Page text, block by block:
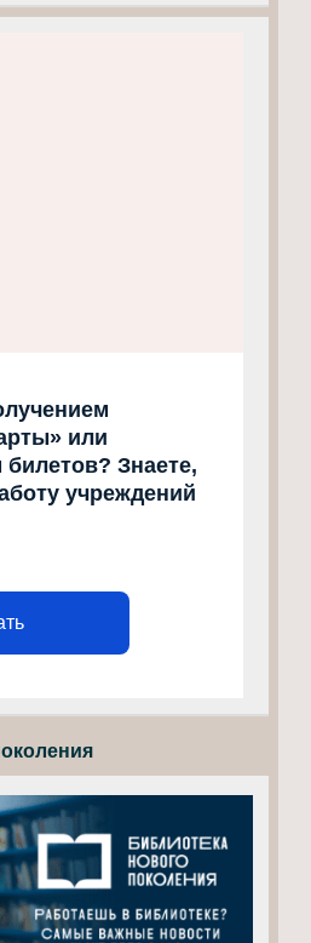
или
Знаете,
учреждений